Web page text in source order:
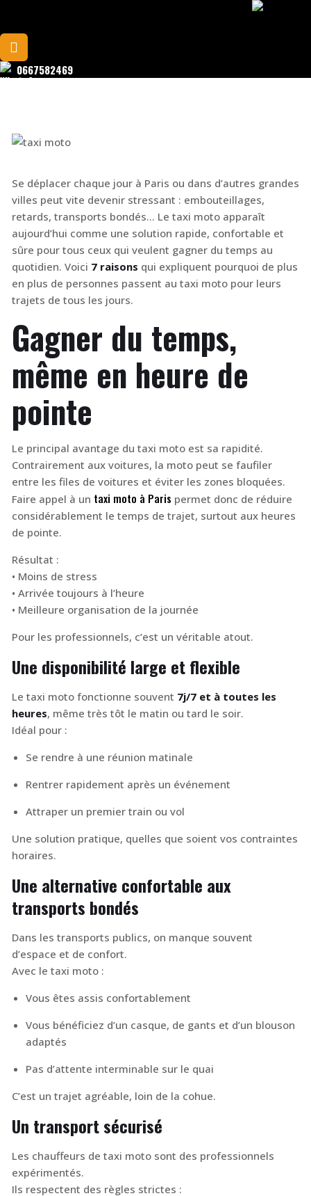
0667582469
Se déplacer chaque jour à Paris ou dans d’autres grandes
villes peut vite devenir stressant : embouteillages,
retards, transports bondés… Le taxi moto apparaît
aujourd’hui comme une solution rapide, confortable et
sûre pour tous ceux qui veulent gagner du temps au
quotidien. Voici 7 raisons qui expliquent pourquoi de plus
en plus de personnes passent au taxi moto pour leurs
trajets de tous les jours.
Gagner du temps,
même en heure de
pointe
Le principal avantage du taxi moto est sa rapidité.
Contrairement aux voitures, la moto peut se faufiler
entre les files de voitures et éviter les zones bloquées.
Faire appel à un taxi moto à Paris permet donc de réduire
considérablement le temps de trajet, surtout aux heures
de pointe.
Résultat :
• Moins de stress
• Arrivée toujours à l’heure
• Meilleure organisation de la journée
Pour les professionnels, c’est un véritable atout.
Une disponibilité large et flexible
Le taxi moto fonctionne souvent 7j/7 et à toutes les
heures, même très tôt le matin ou tard le soir.
Idéal pour :
Se rendre à une réunion matinale
Rentrer rapidement après un événement
Attraper un premier train ou vol
Une solution pratique, quelles que soient vos contraintes
horaires.
Une alternative confortable aux
transports bondés
Dans les transports publics, on manque souvent
d’espace et de confort.
Avec le taxi moto :
Vous êtes assis confortablement
Vous bénéficiez d’un casque, de gants et d’un blouson
adaptés
Pas d’attente interminable sur le quai
C’est un trajet agréable, loin de la cohue.
Un transport sécurisé
Les chauffeurs de taxi moto sont des professionnels
expérimentés.
Ils respectent des règles strictes :